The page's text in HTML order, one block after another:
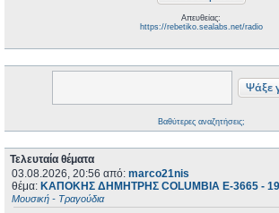
Απευθείας:
https://rebetiko.sealabs.net/radio
Βαθύτερες αναζητήσεις;
Τελευταία θέματα
03.08.2026, 20:56 από: marco21nis
θέμα: ΚΑΠΟΚΗΣ ΔΗΜΗΤΡΗΣ COLUMBIA E-3665 -
Μουσική - Τραγούδια